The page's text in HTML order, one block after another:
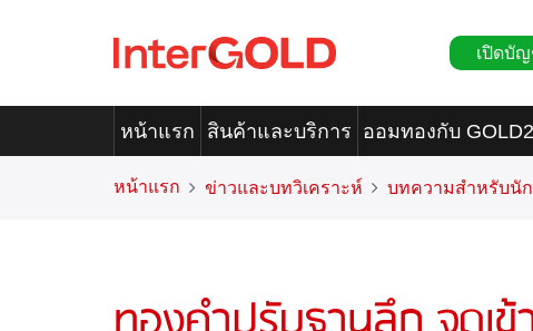
เปิดบั
หน้าแรก สินค้าและบริการ ออมทองกับ
หน้าแรก ข่าวและบทวิเคราะห์ บทความสำหรับนั